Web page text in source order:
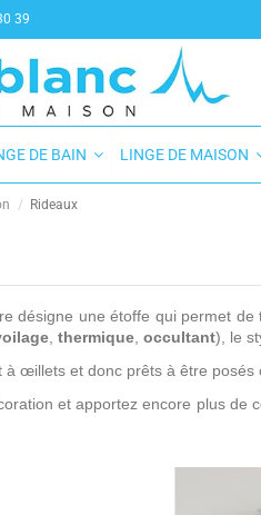
39
DE BAIN LINGE DE MAISON
Rideaux
désigne une étoffe qui permet de
thermique occultant), le
à œillets et donc prêts à être posés
et apportez encore plus